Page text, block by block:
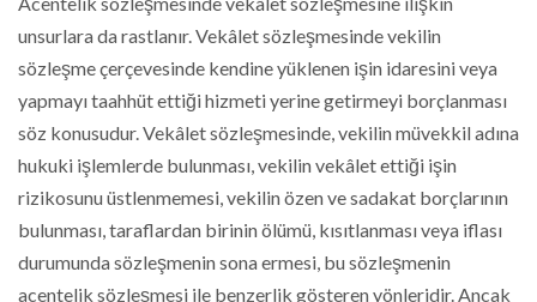
unsurlara da rastlanır. Vekâlet sözleşmesinde vekilin
sözleşme çerçevesinde kendine yüklenen işin idaresini veya
yapmayı taahhüt ettiği hizmeti yerine getirmeyi borçlanması
söz konusudur. Vekâlet sözleşmesinde, vekilin müvekkil adına
hukuki işlemlerde bulunması, vekilin vekâlet ettiği işin
rizikosunu üstlenmemesi, vekilin özen ve sadakat borçlarının
bulunması, taraflardan birinin ölümü, kısıtlanması veya iflası
durumunda sözleşmenin sona ermesi, bu sözleşmenin
acentelik sözleşmesi ile benzerlik gösteren yönleridir. Ancak